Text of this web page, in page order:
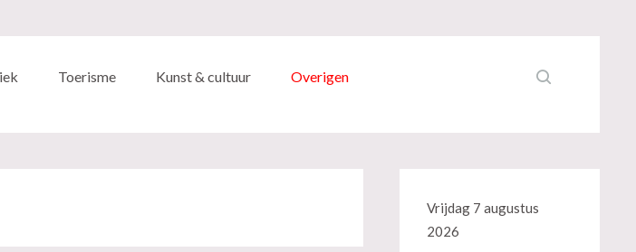
Toerisme Kunst & cultuur Overigen
Vrijdag 7 augustus
2026